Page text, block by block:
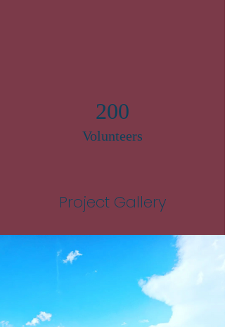
200
Volunteers
Project Gallery